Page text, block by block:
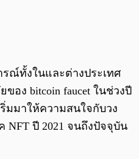
ณ์ทั้งในและต่างประเทศ
อง bitcoin faucet ในช่วงปี
มมาให้ความสนใจกับวง
NFT ปี 2021 จนถึงปัจจุบัน